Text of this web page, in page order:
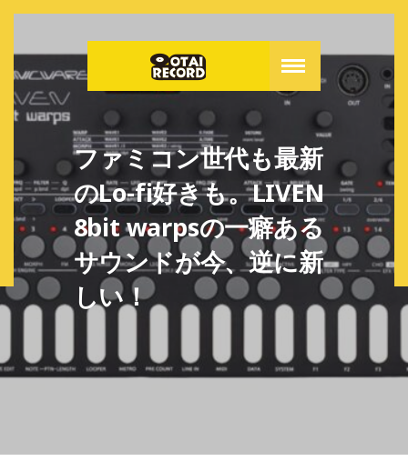
ファミコン世代も最新
のLo-fi好きも。LIVEN
8bit warpsの一癖ある
サウンドが今、逆に新
しい！